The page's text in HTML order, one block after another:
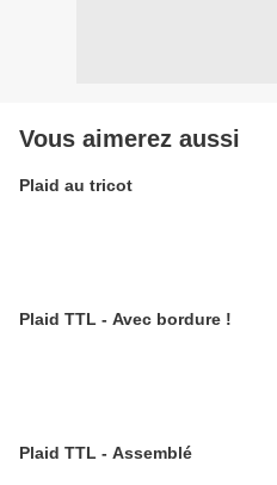
Vous aimerez aussi
Plaid au tricot
Plaid TTL - Avec bordure !
Plaid TTL - Assemblé